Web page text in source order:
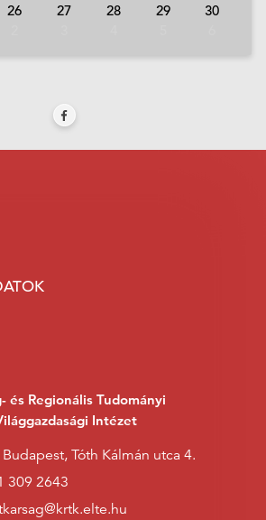
26 27 28 29
30
és Regionális Tudományi
Intézet
Tóth Kálmán utca 4.
309 2643